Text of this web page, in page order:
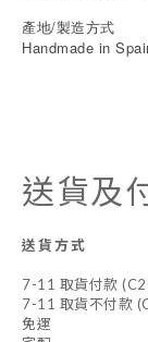
產地/製造方式
Handmade in
送貨及
送貨方式
7-11 取貨付款
7-11 取貨不付款
免運